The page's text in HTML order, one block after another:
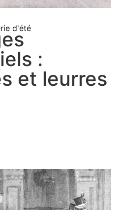
d'été
:
et leurres